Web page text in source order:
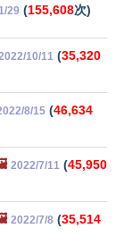
29 (155,608次)
10/11 (35,320
8/15 (46,634
2022/7/11 (45,950
2022/7/8 (35,514